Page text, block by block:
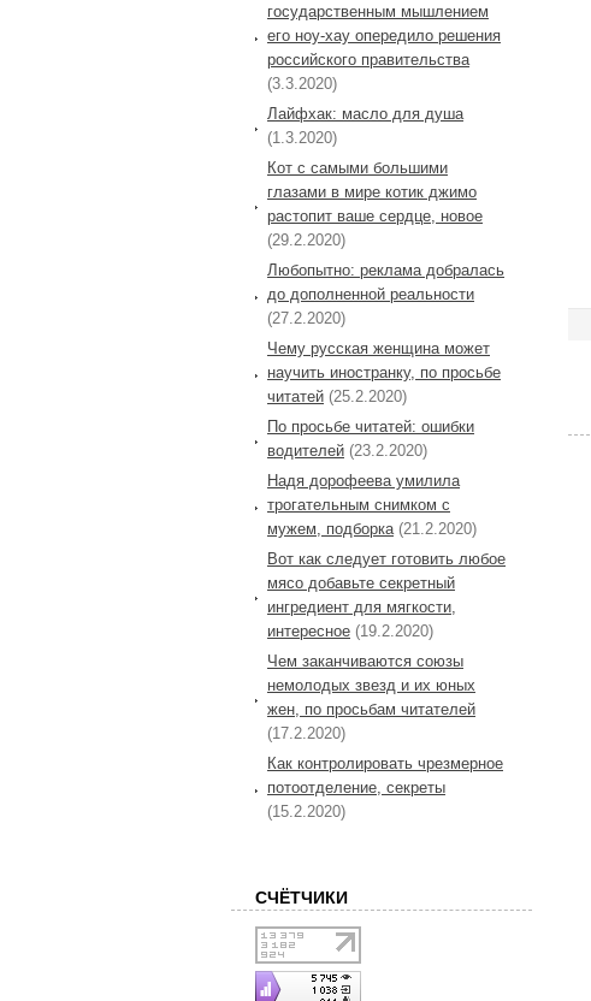
государственным мышлением
его ноу-хау опередило решения
российского правительства
(3.3.2020)
Лайфхак: масло для душа
(1.3.2020)
Кот с самыми большими
глазами в мире котик джимо
растопит ваше сердце, новое
(29.2.2020)
Любопытно: реклама добралась
до дополненной реальности
(27.2.2020)
Чему русская женщина может
научить иностранку, по просьбе
читатей (25.2.2020)
По просьбе читатей: ошибки
водителей (23.2.2020)
Надя дорофеева умилила
трогательным снимком с
мужем, подборка (21.2.2020)
Вот как следует готовить любое
мясо добавьте секретный
ингредиент для мягкости,
интересное (19.2.2020)
Чем заканчиваются союзы
немолодых звезд и их юных
жен, по просьбам читателей
(17.2.2020)
Как контролировать чрезмерное
потоотделение, секреты
(15.2.2020)
СЧЁТЧИКИ